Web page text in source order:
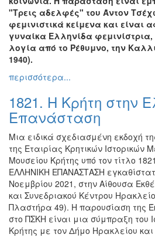
"Τρεις αδελφές" του Άντον
φεμινιστικά κείμενα και είναι
γυναίκα Ελληνίδα
λογία από το Ρέθυμνο, την
1940).
περισσότερα...
1821. Η Κρήτη στην
Επανάσταση
Μια ειδικά σχεδιασμένη εκδοχή
της Εταιρίας Κρητικών Ιστορικών
Μουσείου Κρήτης υπό τον τίτλο
ΕΛΛΗΝΙΚΗ ΕΠΑΝΑΣΤΑΣΗ
Νοεμβρίου 2021, στην Αίθουσα
και Συνεδριακού Κέντρου
Πλαστήρα 49). Η παρουσίαση της
στο ΠΣΚΗ είναι μια σύμπραξη του
Κρήτης με τον Δήμο Ηρακλείου